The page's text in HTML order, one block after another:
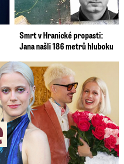
Smrt v Hranické propasti:
Jana našli 186 metrů hluboku
Kovalové: Slavím! Manžel se ...